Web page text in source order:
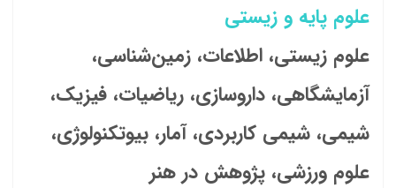
علوم پایه و زیستی
علوم زیستی، اطلاعات، زمین‌شناسی،
آزمایشگاهی، داروسازی، ریاضیات، فیزیک،
شیمی، شیمی کاربردی، آمار، بیوتکنولوژی،
علوم ورزشی، پژوهش در هنر